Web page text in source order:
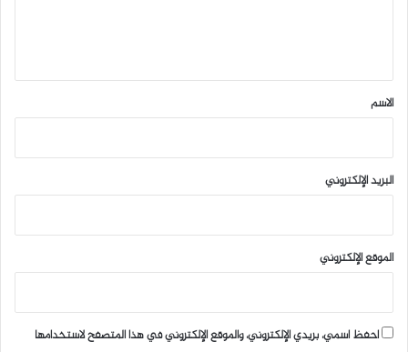
*
الاسم
البريد الإلكتروني
الموقع الإلكتروني
احفظ اسمي، بريدي الإلكتروني، والموقع الإلكتروني في هذا المتصفح لاستخدامها